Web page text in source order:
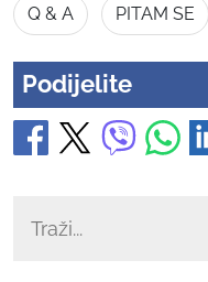
Q & A
PITAM SE
Podijelite